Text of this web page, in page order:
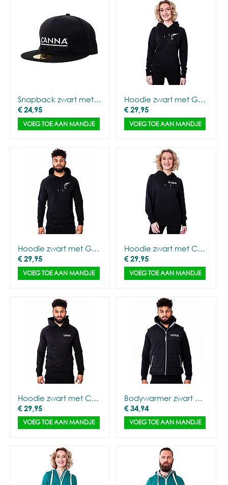
Snapback zwart met CANNA logo
€24,95
VOEG TOE AAN MANDJE
Hoodie zwart met Gorilla Outline - Vrouwen
€29,95
VOEG TOE AAN MANDJE
Hoodie zwart met Gorilla Outline - Mannen
€29,95
VOEG TOE AAN MANDJE
Hoodie zwart met CANNA logo - Vrouwen
€29,95
VOEG TOE AAN MANDJE
Hoodie zwart met CANNA logo - Mannen
€ 29,95
VOEG TOE AAN MANDJE
Bodywarmer zwart met CANNA logo - Mannen
€ 34,94
VOEG TOE AAN MANDJE